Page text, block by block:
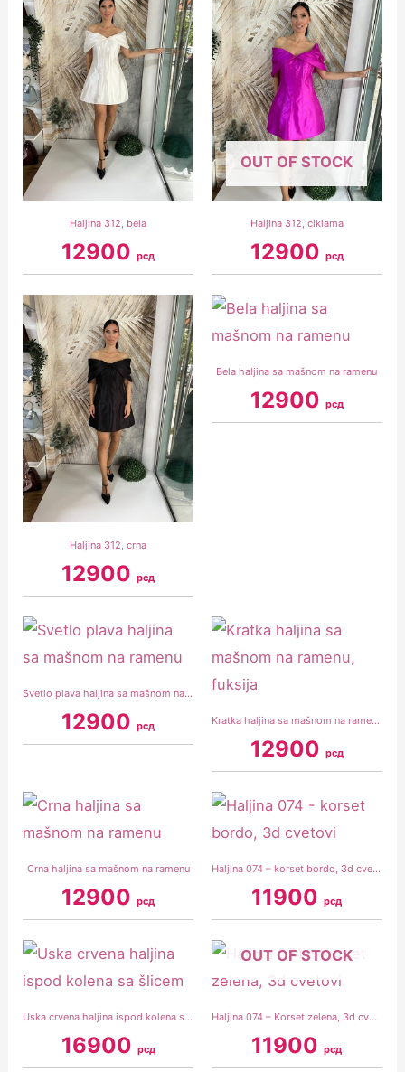
Haljina 312, bela
12900рсд
OUT OF STOCK
Haljina 312, ciklama
12900 рсд
Haljina 312, crna
12900рсд
Bela haljina sa mašnom na ramenu
12900 рсд
Svetlo plava haljina sa mašnom na ramenu
12900рсд Kratka haljina sa mašnom na ramenu, fuksija
12900 рсд
Crna haljina sa mašnom na ramenu
12900рсд
Haljina 074 – korset bordo, 3d cvetovi
11900рсд
Uska crvena haljina ispod kolena sa šlicem
16900 рсд
OUT OF STOCK
Haljina 074 – Korset zelena, 3d cvetovi
11900рсд